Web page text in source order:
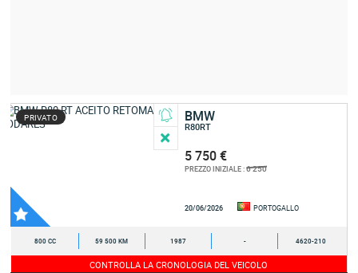
PRIVATO BMW
R80RT
5 750 €
PREZZO INIZIALE :6 250
20/06/2026 PORTOGALLO
800 CC 59 500 KM 1987 - 4620-210
CONTROLLA LA CRONOLOGIA DEL VEICOLO